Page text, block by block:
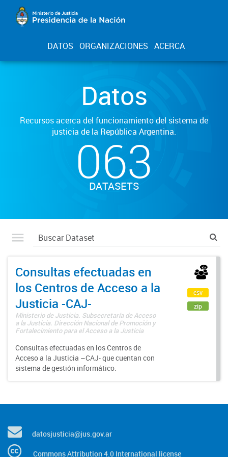
DATOS ORGANIZACIONES ACERCA
Datos
Recursos acerca del funcionamiento del sistema de
justicia de la República Argentina.
063
DATASETS
Consultas efectuadas en
los Centros de Acceso a la
Justicia -CAJ-
Ministerio de Justicia. Subsecretaría de Acceso
a la Justicia. Dirección Nacional de Promoción y
Fortalecimiento para el Acceso a la Justicia
Consultas efectuadas en los Centros de
Acceso a la Justicia –CAJ- que cuentan con
sistema de gestión informático.
csv
zip
datosjusticia@jus.gov.ar
Commons Attribution 4.0 International license